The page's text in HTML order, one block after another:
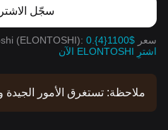
سجّل
سعر Elon Satoshi (ELONTOSHI): 0.{4}1100$
اشترِ ELONTOSHI الآن
ملاحظة: تستغرق الأمور الجيدة